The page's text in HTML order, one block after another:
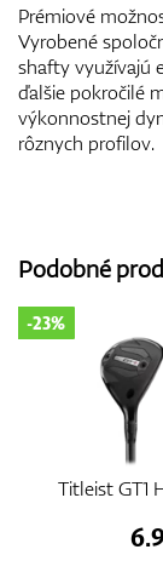
Prémiové
Vyrobené
shafty využívajú
ďalšie pokročilé
výkonnostnej
rôznych profilov.
Podobné
Titleist GT1
-23%